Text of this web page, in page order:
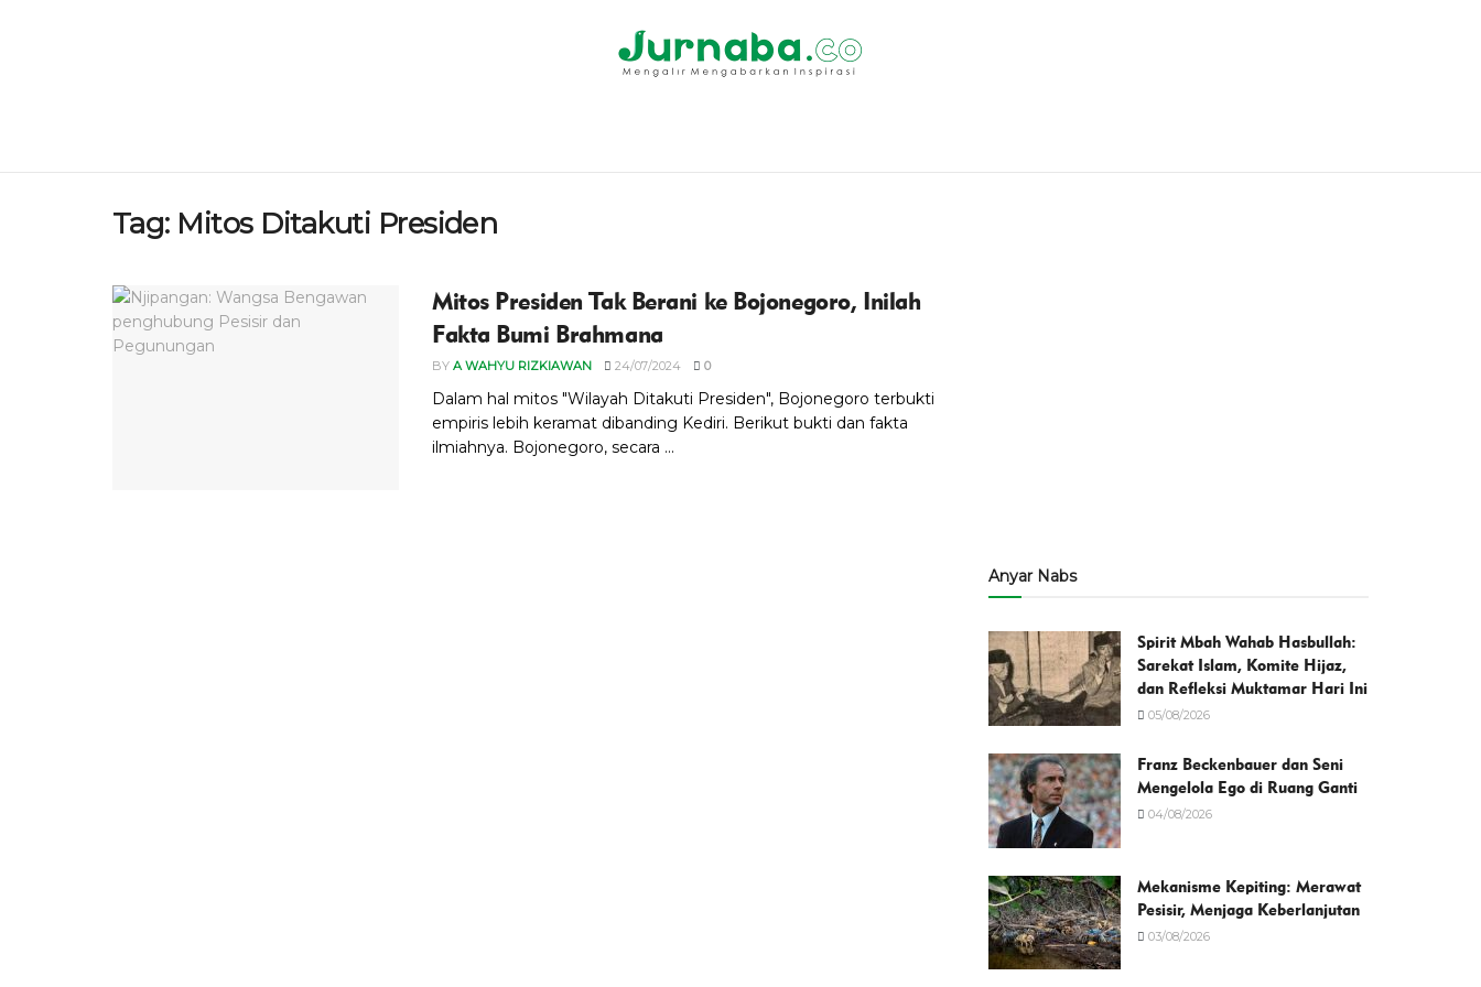
Tag: Mitos Ditakuti Presiden
Mitos Presiden Tak Berani ke Bojonegoro, Inilah
Fakta Bumi Brahmana
BY A WAHYU RIZKIAWAN 24/07/2024 0
Dalam hal mitos "Wilayah Ditakuti Presiden", Bojonegoro terbukti
empiris lebih keramat dibanding Kediri. Berikut bukti dan fakta
ilmiahnya. Bojonegoro, secara ...
Anyar Nabs
Spirit Mbah Wahab Hasbullah:
Sarekat Islam, Komite Hijaz,
dan Refleksi Muktamar Hari Ini
05/08/2026
Franz Beckenbauer dan Seni
Mengelola Ego di Ruang Ganti
04/08/2026
Mekanisme Kepiting: Merawat
Pesisir, Menjaga Keberlanjutan
03/08/2026